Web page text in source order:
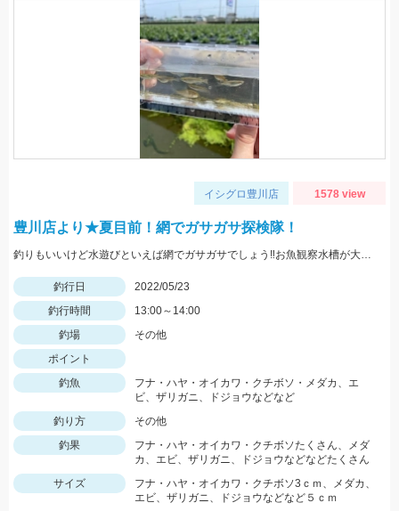
イシグロ豊川店 1578 view
豊川店より★夏目前！網でガサガサ探検隊！
釣りもいいけど水遊びといえば網でガサガサでしょう‼お魚観察水槽が大活躍♪
釣行日
2022/05/23
釣行時間
13:00～14:00
釣場
その他
ポイント
釣魚
フナ・ハヤ・オイカワ・クチボソ・メダカ、エ
ビ、ザリガニ、ドジョウなどなど
釣り方
その他
釣果
フナ・ハヤ・オイカワ・クチボソたくさん、メダ
カ、エビ、ザリガニ、ドジョウなどなどたくさん
サイズ
フナ・ハヤ・オイカワ・クチボソ3ｃｍ、メダカ、
エビ、ザリガニ、ドジョウなどなど５ｃｍ